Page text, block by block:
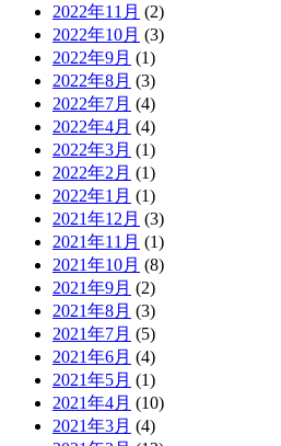
2022年11月 (2)
2022年10月 (3)
2022年9月 (1)
2022年8月 (3)
2022年7月 (4)
2022年4月 (4)
2022年3月 (1)
2022年2月 (1)
2022年1月 (1)
2021年12月 (3)
2021年11月 (1)
2021年10月 (8)
2021年9月 (2)
2021年8月 (3)
2021年7月 (5)
2021年6月 (4)
2021年5月 (1)
2021年4月 (10)
2021年3月 (4)